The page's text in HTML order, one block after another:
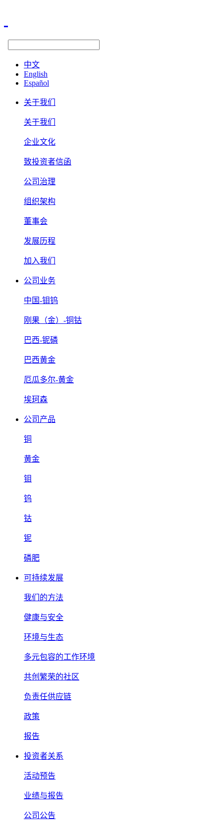
中文
English
Español
关于我们
关于我们
企业文化
致投资者信函
公司治理
组织架构
董事会
发展历程
加入我们
公司业务
中国-钼钨
刚果（金）-铜钴
巴西-铌磷
巴西黄金
厄瓜多尔-黄金
埃珂森
公司产品
铜
黄金
钼
钨
钴
铌
磷肥
可持续发展
我们的方法
健康与安全
环境与生态
多元包容的工作环境
共创繁荣的社区
负责任供应链
政策
报告
投资者关系
活动预告
业绩与报告
公司公告